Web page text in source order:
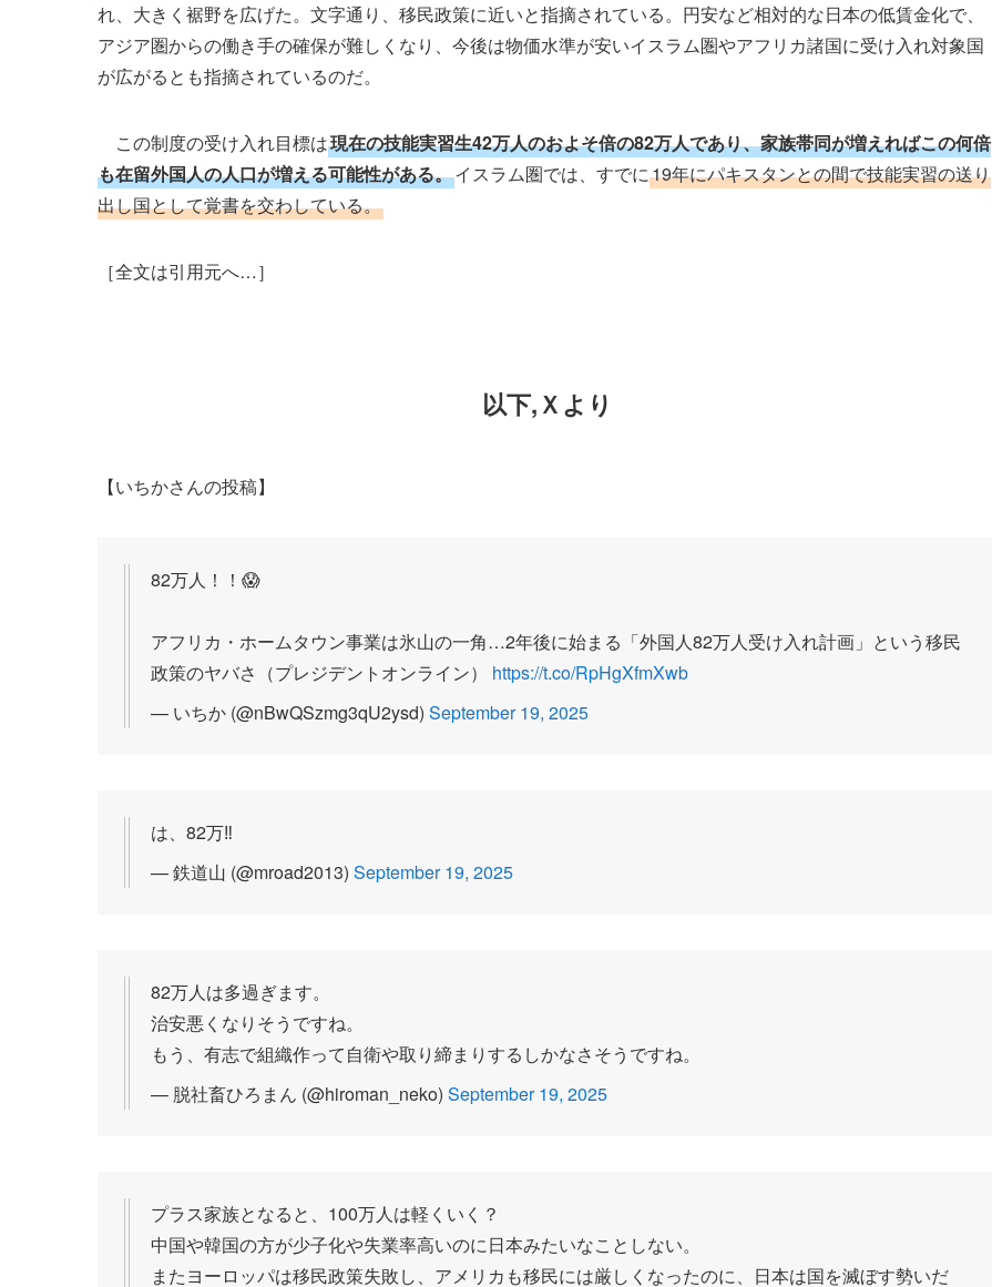
れ、大きく裾野を広げた。文字通り、移民政策に近いと指摘されている。円安など相対的な日本の低賃金化で、
アジア圏からの働き手の確保が難しくなり、今後は物価水準が安いイスラム圏やアフリカ諸国に受け入れ対象国
が広がるとも指摘されているのだ。
この制度の受け入れ目標は現在の技能実習生42万人のおよそ倍の82万人であり、家族帯同が増えればこの何倍
も在留外国人の人口が増える可能性がある。イスラム圏では、すでに19年にパキスタンとの間で技能実習の送り
出し国として覚書を交わしている。
［全文は引用元へ…］
以下,Ｘより
【いちかさんの投稿】
82万人！！😱
アフリカ・ホームタウン事業は氷山の一角…2年後に始まる「外国人82万人受け入れ計画」という移民
政策のヤバさ（プレジデントオンライン） https://t.co/RpHgXfmXwb
— いちか (@nBwQSzmg3qU2ysd) September 19, 2025
は、82万‼️
— 鉄道山 (@mroad2013) September 19, 2025
82万人は多過ぎます。
治安悪くなりそうですね。
もう、有志で組織作って自衛や取り締まりするしかなさそうですね。
— 脱社畜ひろまん (@hiroman_neko) September 19, 2025
プラス家族となると、100万人は軽くいく？
中国や韓国の方が少子化や失業率高いのに日本みたいなことしない。
またヨーロッパは移民政策失敗し、アメリカも移民には厳しくなったのに、日本は国を滅ぼす勢いだ